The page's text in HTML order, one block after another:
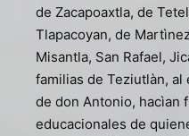
de Zacapoaxtla, de
Tlapacoyan, de
Misantla, San Rafael,
familias de Teziutlàn, al
de don Antonio, hacìan
educacionales de